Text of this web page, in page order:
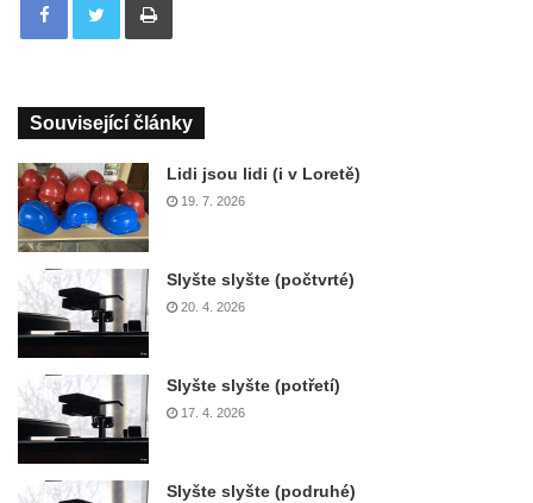
Související články
Lidi jsou lidi (i v Loretě)
19. 7. 2026
Slyšte slyšte (počtvrté)
20. 4. 2026
Slyšte slyšte (potřetí)
17. 4. 2026
Slyšte slyšte (podruhé)